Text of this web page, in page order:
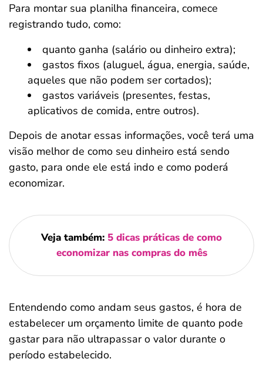
Para montar sua planilha financeira, comece
registrando tudo, como:
quanto ganha (salário ou dinheiro extra);
gastos fixos (aluguel, água, energia, saúde,
aqueles que não podem ser cortados);
gastos variáveis (presentes, festas,
aplicativos de comida, entre outros).
Depois de anotar essas informações, você terá uma
visão melhor de como seu dinheiro está sendo
gasto, para onde ele está indo e como poderá
economizar.
Veja também: 5 dicas práticas de como
economizar nas compras do mês
Entendendo como andam seus gastos, é hora de
estabelecer um orçamento limite de quanto pode
gastar para não ultrapassar o valor durante o
período estabelecido.